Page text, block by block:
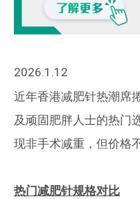
2026.1.12
近年香港减肥针热潮席
及顽固肥胖人士的热门
现非手术减重，但价格
热门减肥针规格对比